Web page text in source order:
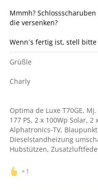
Mmmh?
die versenken?
Wenn´s fertig ist, stell
Grüßle
Charly
Optima de Luxe T70GE,
177 PS, 2 x 100Wp Solar,
Alphatronics-TV,
Dieselstandheizung
Hubstützen,
1